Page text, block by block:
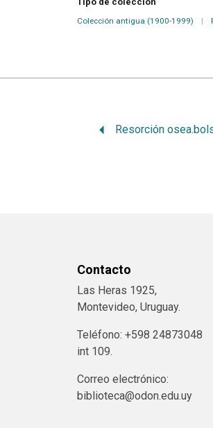
Colección antigua (1900-1999) |
Contacto
Las Heras 1925,
Montevideo, Uruguay.
Teléfono: +598 24873048
int 109.
Correo electrónico:
biblioteca@odon.edu.uy